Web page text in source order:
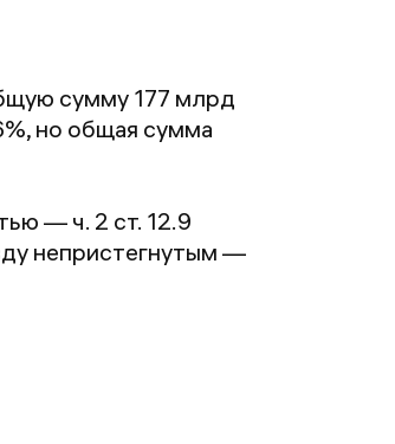
сумму 177 млрд
но общая сумма
— ч. 2 ст. 12.9
непристегнутым —